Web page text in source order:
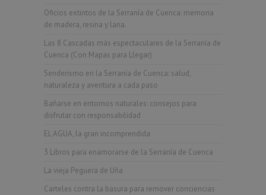
Oficios extintos de la Serranía de Cuenca: memoria
de madera, resina y lana.
Las 8 Cascadas más espectaculares de la Serranía de
Cuenca (Con Mapas para Llegar)
Senderismo en la Serranía de Cuenca: salud,
naturaleza y aventura a cada paso
Bañarse en entornos naturales: consejos para
disfrutar con responsabilidad
EL AGUA, la gran incomprendida
3 Libros para enamorarse de la Serranía de Cuenca
La vieja Peguera de Uña
Carteles contra la basura para remover conciencias